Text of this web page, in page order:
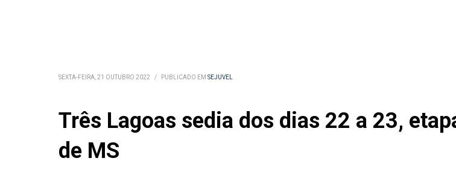
SEXTA-FEIRA, 21 OUTUBRO 2022 / PUBLICADO EM SEJUVEL
Três Lagoas sedia dos dias 22 a 23,
de MS